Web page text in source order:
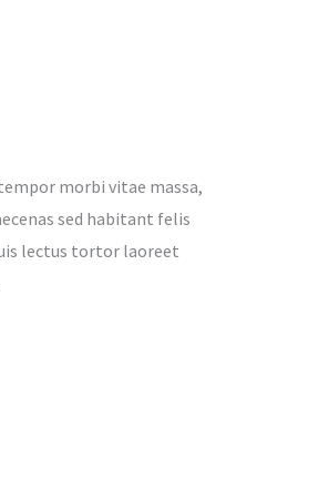
morbi vitae massa,
sed habitant felis
lectus tortor laoreet